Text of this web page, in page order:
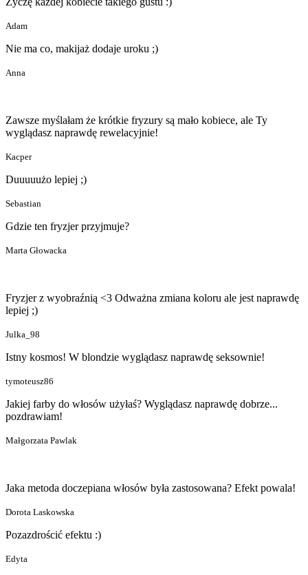
Adam
Nie ma co, makijaż dodaje uroku ;)
Anna
Zawsze myślałam że krótkie fryzury są mało kobiece, ale Ty
wyglądasz naprawdę rewelacyjnie!
Kacper
Duuuuużo lepiej ;)
Sebastian
Gdzie ten fryzjer przyjmuje?
Marta Głowacka
Fryzjer z wyobraźnią <3 Odważna zmiana koloru ale jest naprawdę
lepiej ;)
Julka_98
Istny kosmos! W blondzie wyglądasz naprawdę seksownie!
tymoteusz86
Jakiej farby do włosów użyłaś? Wyglądasz naprawdę dobrze...
pozdrawiam!
Małgorzata Pawlak
Jaka metoda doczepiana włosów była zastosowana? Efekt powala!
Dorota Laskowska
Pozazdrościć efektu :)
Edyta